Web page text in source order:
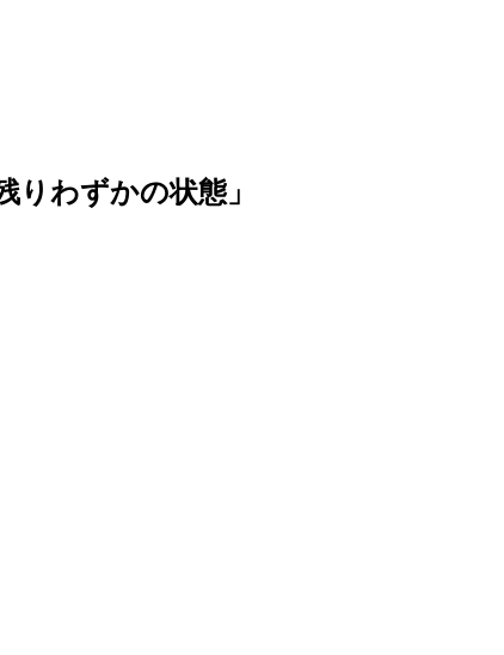
わずかの状態」